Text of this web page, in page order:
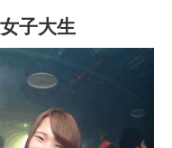
子大生